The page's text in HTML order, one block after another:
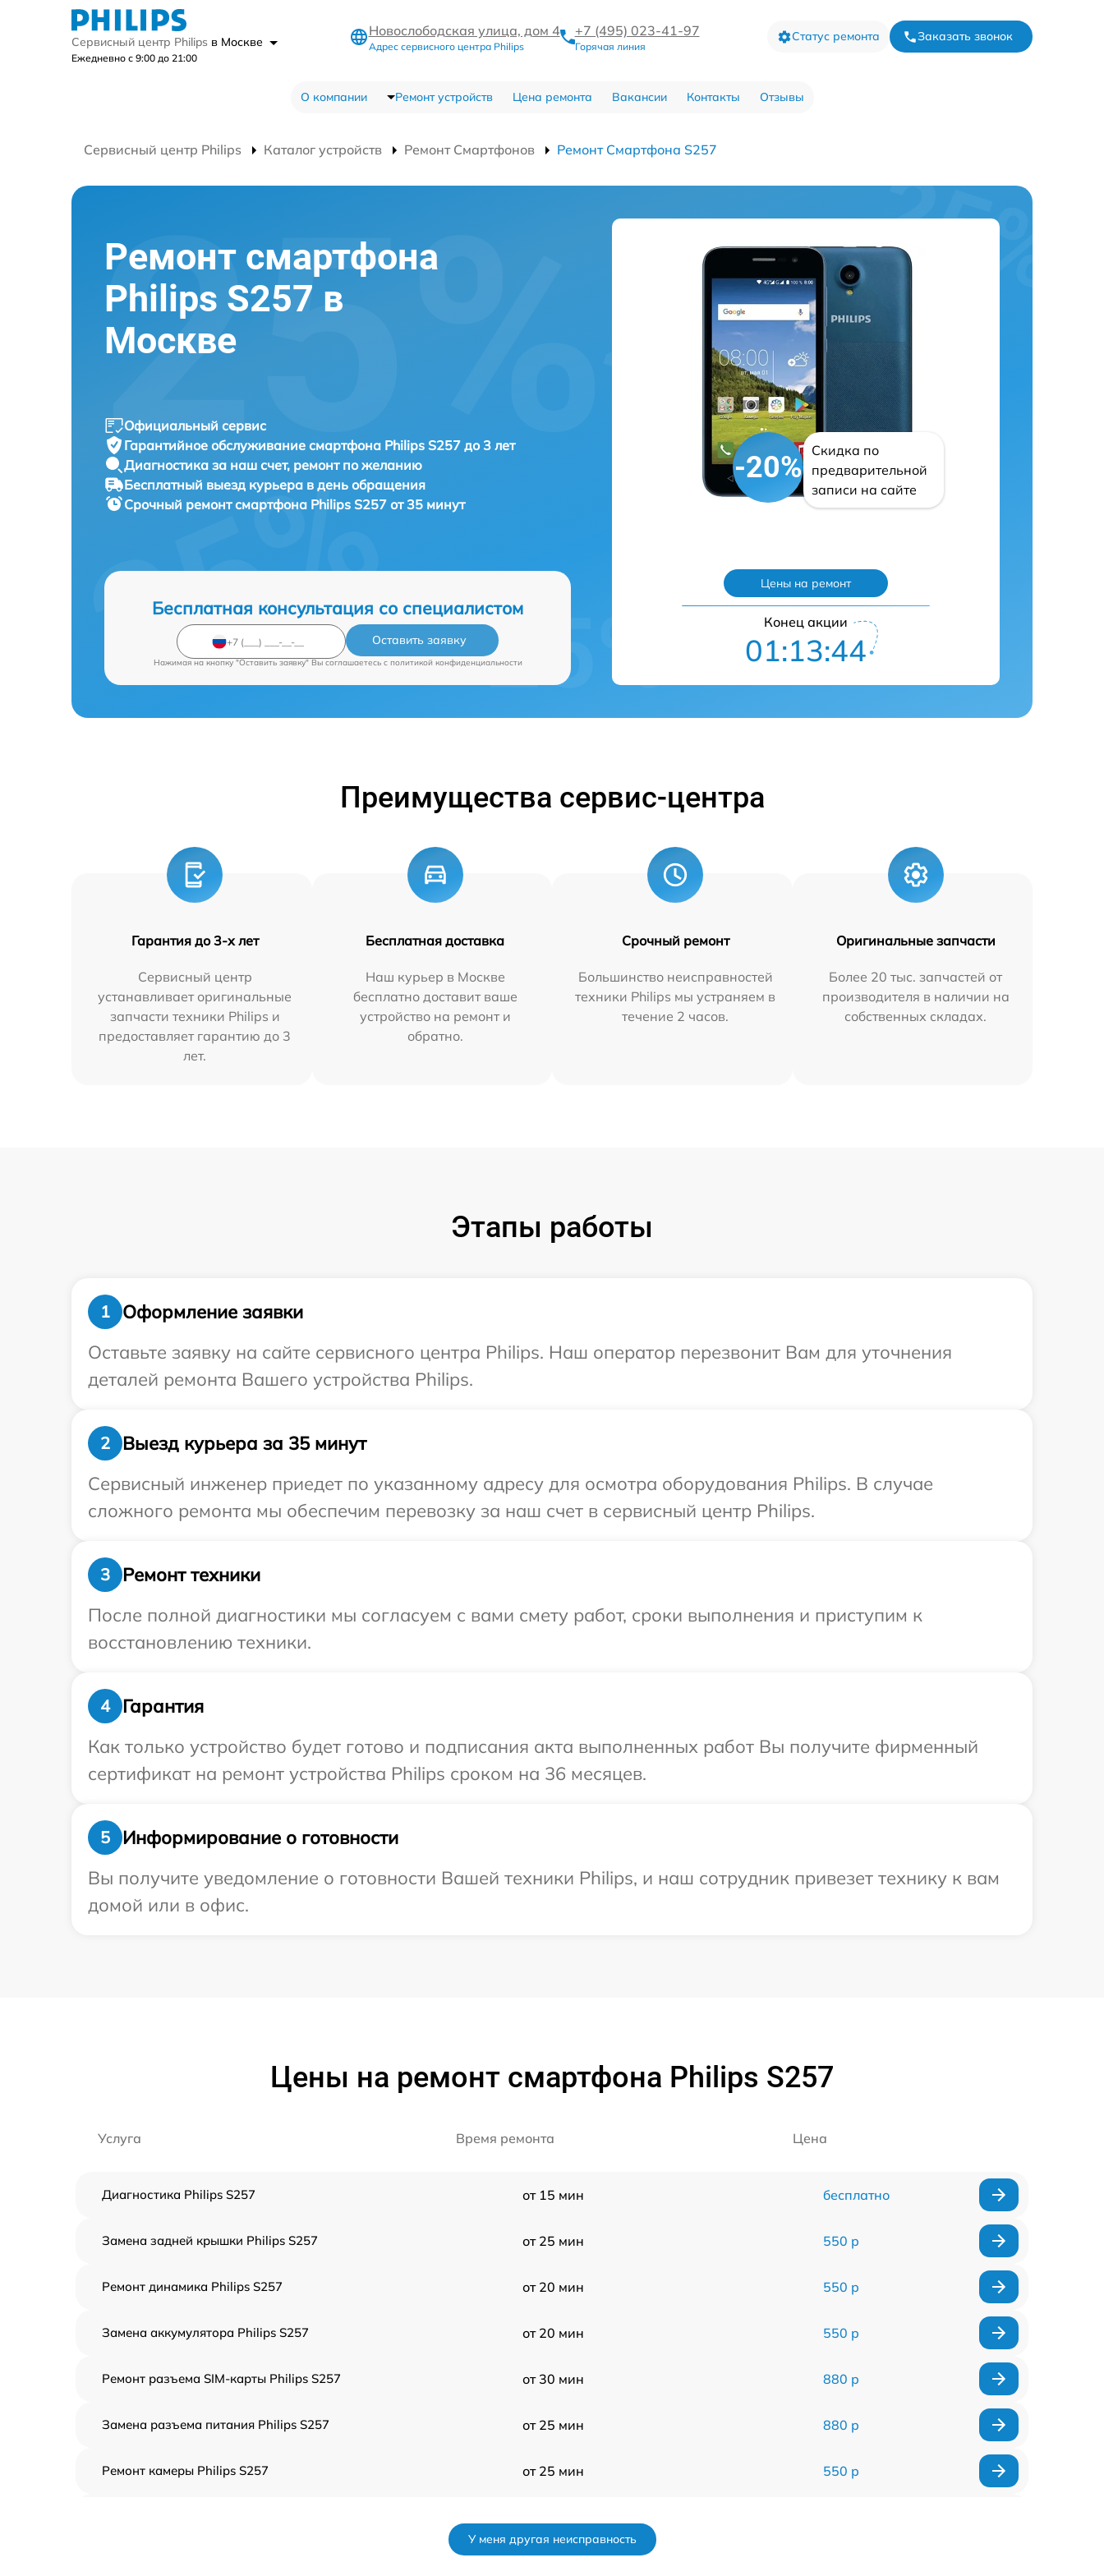
Сервисный центр Philips в Москве
Ежедневно с 9:00 до 21:00
Новослободская улица, дом 4
Адрес сервисного центра Philips
+7 (495) 023-41-97
Горячая линия
Статус ремонта Заказать звонок
О компании Ремонт устройств Цена ремонта Вакансии Контакты Отзывы
Сервисный центр Philips Каталог устройств Ремонт Смартфонов Ремонт Смартфона S257
Ремонт смартфона
Philips S257 в
Москве
Официальный сервис
Гарантийное обслуживание смартфона Philips S257 до 3 лет
Диагностика за наш счет, ремонт по желанию
Бесплатный выезд курьера в день обращения
Срочный ремонтсмартфона Philips S257 от 35 минут
Бесплатная консультация со специалистом
Оставить заявку
Нажимая на кнопку "Оставить заявку" Вы соглашаетесь c политикой конфиденциальности
-20%
Скидка по
предварительной
записи на сайте
Цены на ремонт
Конец акции
01:13:43
Преимущества сервис-центра
Гарантия до 3-х лет
Сервисный центр
устанавливает оригинальные
запчасти техники Philips и
предоставляет гарантию до 3
лет.
Бесплатная доставка
Наш курьер в Москве
бесплатно доставит ваше
устройство на ремонт и
обратно.
Срочный ремонт
Большинство неисправностей
техники Philips мы устраняем в
течение 2 часов.
Оригинальные запчасти
Более 20 тыс. запчастей от
производителя в наличии на
собственных складах.
Этапы работы
1
Оформление заявки
Оставьте заявку на сайте сервисного центра Philips. Наш оператор перезвонит Вам для уточнения
деталей ремонта Вашего устройства Philips.
2
Выезд курьера за 35 минут
Сервисный инженер приедет по указанному адресу для осмотра оборудования Philips. В случае
сложного ремонта мы обеспечим перевозку за наш счет в сервисный центр Philips.
3
Ремонт техники
После полной диагностики мы согласуем с вами смету работ, сроки выполнения и приступим к
восстановлению техники.
4
Гарантия
Как только устройство будет готово и подписания акта выполненных работ Вы получите фирменный
сертификат на ремонт устройства Philips сроком на 36 месяцев.
5
Информирование о готовности
Вы получите уведомление о готовности Вашей техники Philips, и наш сотрудник привезет технику к вам
домой или в офис.
Цены на ремонт смартфона Philips S257
Услуга Время ремонта Цена
Диагностика Philips S257 от 15 мин бесплатно
Замена задней крышки Philips S257 от 25 мин 550 р
Ремонт динамика Philips S257 от 20 мин 550 р
Замена аккумулятора Philips S257 от 20 мин 550 р
Ремонт разъема SIM-карты Philips S257 от 30 мин 880 р
Замена разъема питания Philips S257 от 25 мин 880 р
Ремонт камеры Philips S257 от 25 мин 550 р
У меня другая неисправность